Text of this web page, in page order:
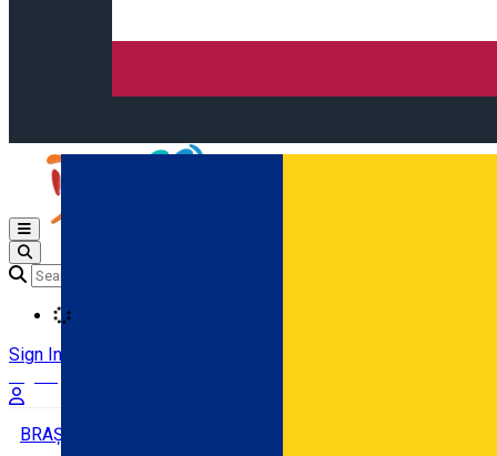
Open main menu
Sign In
BRAȘOV COUNTY